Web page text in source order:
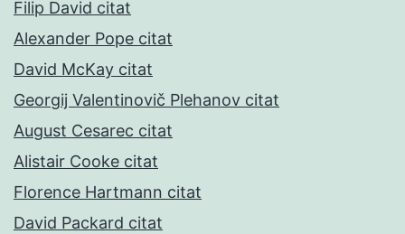
Filip David citat
Alexander Pope citat
David McKay citat
Georgij Valentinovič Plehanov citat
August Cesarec citat
Alistair Cooke citat
Florence Hartmann citat
David Packard citat